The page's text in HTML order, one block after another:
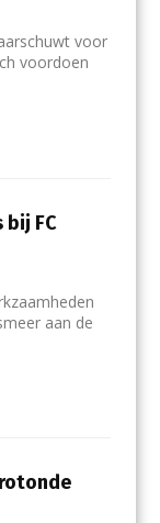
voor
voordoen
bij FC
aan de